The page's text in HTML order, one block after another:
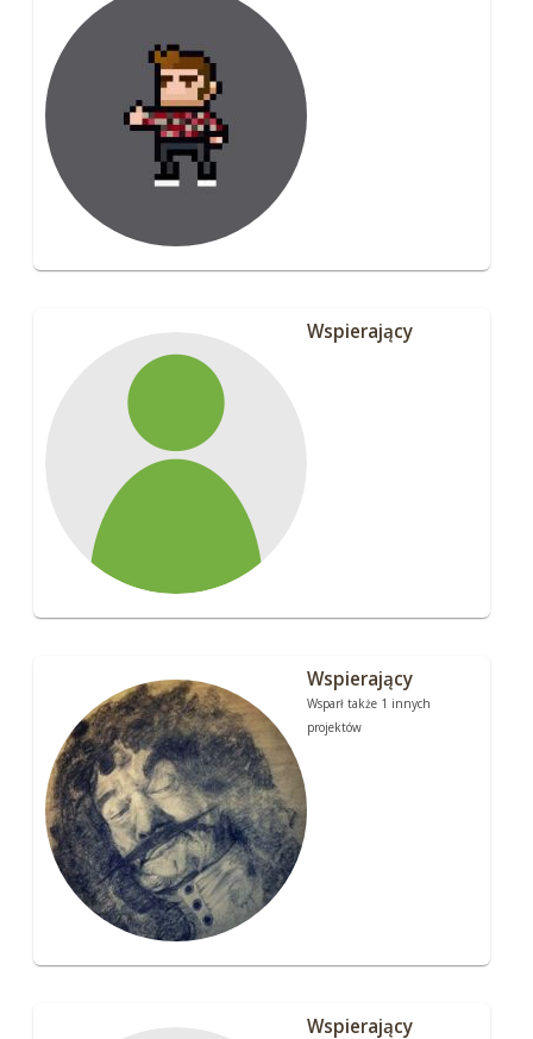
Wspierający
Wspierający
Wsparł także 1 innych
projektów
Wspierający